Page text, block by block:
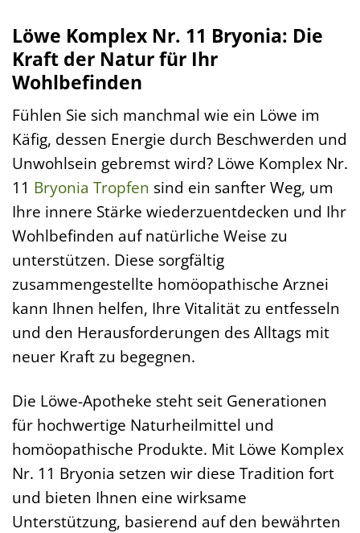
Löwe Komplex Nr. 11 Bryonia: Die
Kraft der Natur für Ihr
Wohlbefinden
Fühlen Sie sich manchmal wie ein Löwe im
Käfig, dessen Energie durch Beschwerden und
Unwohlsein gebremst wird? Löwe Komplex Nr.
11 Bryonia Tropfen sind ein sanfter Weg, um
Ihre innere Stärke wiederzuentdecken und Ihr
Wohlbefinden auf natürliche Weise zu
unterstützen. Diese sorgfältig
zusammengestellte homöopathische Arznei
kann Ihnen helfen, Ihre Vitalität zu entfesseln
und den Herausforderungen des Alltags mit
neuer Kraft zu begegnen.
Die Löwe-Apotheke steht seit Generationen
für hochwertige Naturheilmittel und
homöopathische Produkte. Mit Löwe Komplex
Nr. 11 Bryonia setzen wir diese Tradition fort
und bieten Ihnen eine wirksame
Unterstützung, basierend auf den bewährten